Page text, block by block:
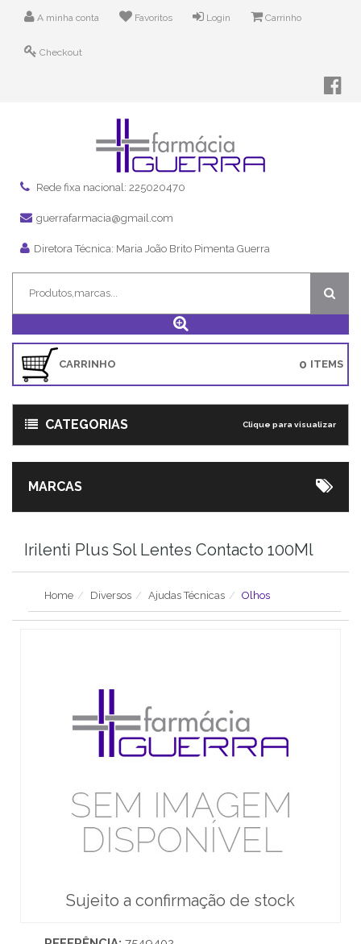
A minha conta Favoritos Login Carrinho
Checkout
Rede fixa nacional: 225020470
guerrafarmacia@gmail.com
Diretora Técnica: Maria João Brito Pimenta Guerra
CARRINHO ITEMS
0
CATEGORIAS Clique para visualizar
MARCAS
Irilenti Plus Sol Lentes Contacto 100Ml
Home Diversos Ajudas Técnicas Olhos
Sujeito a confirmação de stock